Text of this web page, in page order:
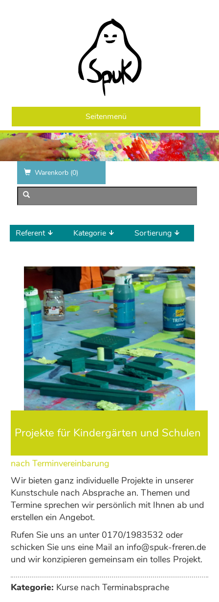
Seitenmenü
Warenkorb (0)
Referent Kategorie Sortierung
Projekte für Kindergärten und Schulen
nach Terminvereinbarung
Wir bieten ganz individuelle Projekte in unserer
Kunstschule nach Absprache an. Themen und
Termine sprechen wir persönlich mit Ihnen ab und
erstellen ein Angebot.
Rufen Sie uns an unter 0170/1983532 oder
schicken Sie uns eine Mail an info@spuk-freren.de
und wir konzipieren gemeinsam ein tolles Projekt.
Kategorie: Kurse nach Terminabsprache